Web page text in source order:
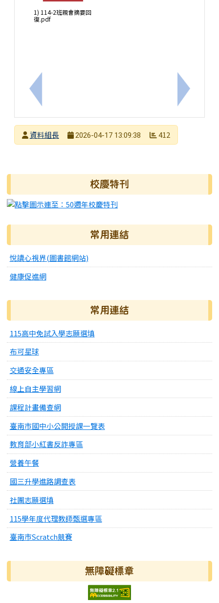
上一筆：轉知長榮中學辦理「108新課綱全攻略：贏在
1) 114-2班親會摘要回
復.pdf
下一筆：
發布者
資料組長
2026-04-17 13:09:38 412
右邊區域內容 校慶特刊
常用連結
悅讀心視界(圖書館網站)
健康促進網
常用連結
115高中免試入學志願選填
布可星球
交通安全專區
線上自主學習網
課程計畫備查網
臺南市國中小公開授課一覽表
教育部小紅書反詐專區
營養午餐
國三升學進路調查表
社團志願選填
115學年度代理教師甄選專區
臺南市Scratch競賽
無障礙標章